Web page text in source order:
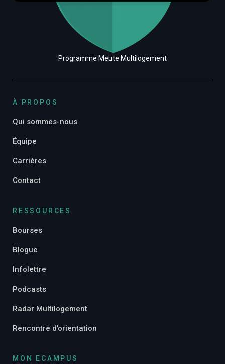
Programme Meute Multilogement
À PROPOS
Qui sommes-nous
Équipe
Carrières
Contact
RESSOURCES
Bourses
Blogue
Infolettre
Podcasts
Radar Multilogement
Rencontre d'orientation
MON ECAMPUS